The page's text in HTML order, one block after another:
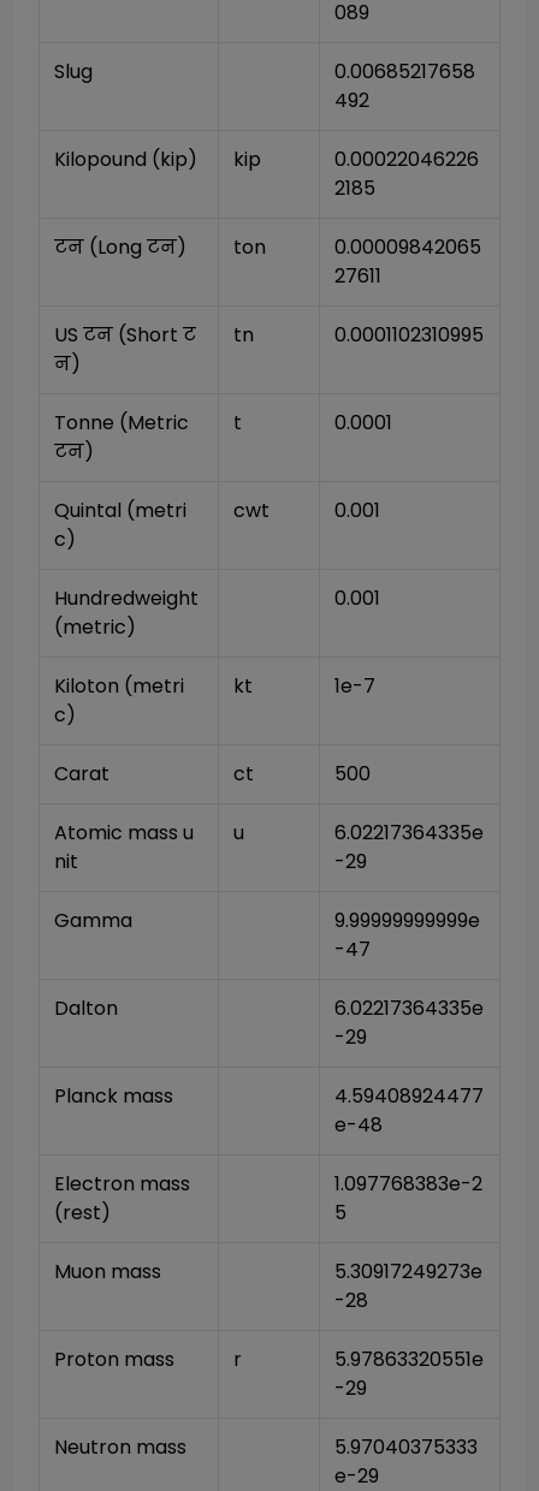
089
Slug
0.00685217658
492
Kilopound (kip) kip
0.00022046226
2185
टन (Long टन) ton
0.00009842065
27611
US टन (Short ट
न)
tn 0.0001102310995
Tonne (Metric
टन)
t 0.0001
Quintal (metri
c)
cwt 0.001
Hundredweight
(metric)
0.001
Kiloton (metri
c)
kt 1e-7
Carat ct 500
Atomic mass u
nit
u
6.02217364335e
-29
Gamma
9.99999999999e
-47
Dalton
6.02217364335e
-29
Planck mass
4.59408924477
e-48
Electron mass
(rest)
1.097768383e-2
5
Muon mass
5.30917249273e
-28
Proton mass r
5.97863320551e
-29
Neutron mass
5.97040375333
e-29